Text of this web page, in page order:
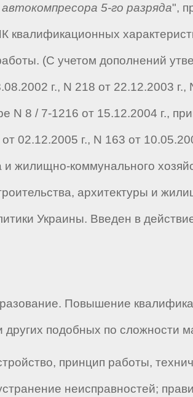
5-го разряда",
(С учетом дополнений
г., N 218 от 22.12.2003
N 8 / 7-1216 от 15.12.2004 г.,
02.12.2005 г., N 163 от
и жилищно-коммунального
архитектуры и
Украины. Введен в
Повышение
подобных по сложности
принцип работы,
неисправностей;